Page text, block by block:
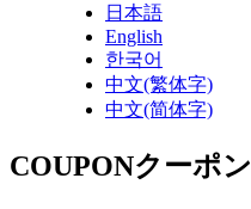
日本語
English
한국어
中文(繁体字)
中文(简体字)
COUPONクーポン